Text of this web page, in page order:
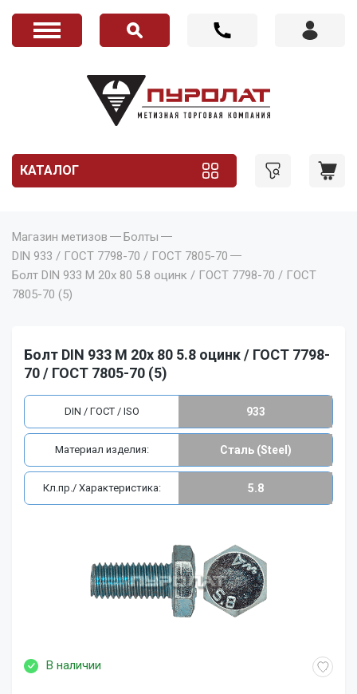
КАТАЛОГ
Магазин метизов
Болты
DIN 933 / ГОСТ 7798-70 / ГОСТ 7805-70
Болт DIN 933 M 20x 80 5.8 оцинк / ГОСТ 7798-70 / ГОСТ
7805-70 (5)
Болт DIN 933 M 20x 80 5.8 оцинк / ГОСТ 7798-
70 / ГОСТ 7805-70 (5)
В наличии
DIN / ГОСТ / ISO 933
Материал изделия: Сталь (Steel)
Кл.пр./ Характеристика: 5.8